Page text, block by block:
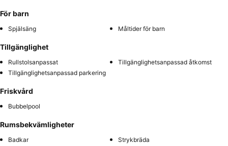
För barn
Spjälsäng Måltider för barn
Tillgänglighet
Rullstolsanpassat
Tillgänglighetsanpassad åtkomst
Tillgänglighetsanpassad parkering
Friskvård
Bubbelpool
Rumsbekvämligheter
Badkar
Strykbräda